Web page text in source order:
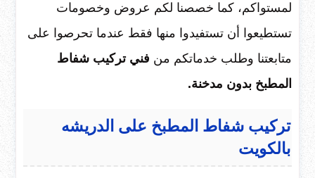
لمستواكم، كما خصصنا لكم عروض وخصومات
تستطيعوا أن تستفيدوا منها فقط عندما تحرصوا على
متابعتنا وطلب خدماتكم من فني تركيب شفاط
المطبخ بدون مدخنة.
تركيب شفاط المطبخ على الدريشه
بالكويت